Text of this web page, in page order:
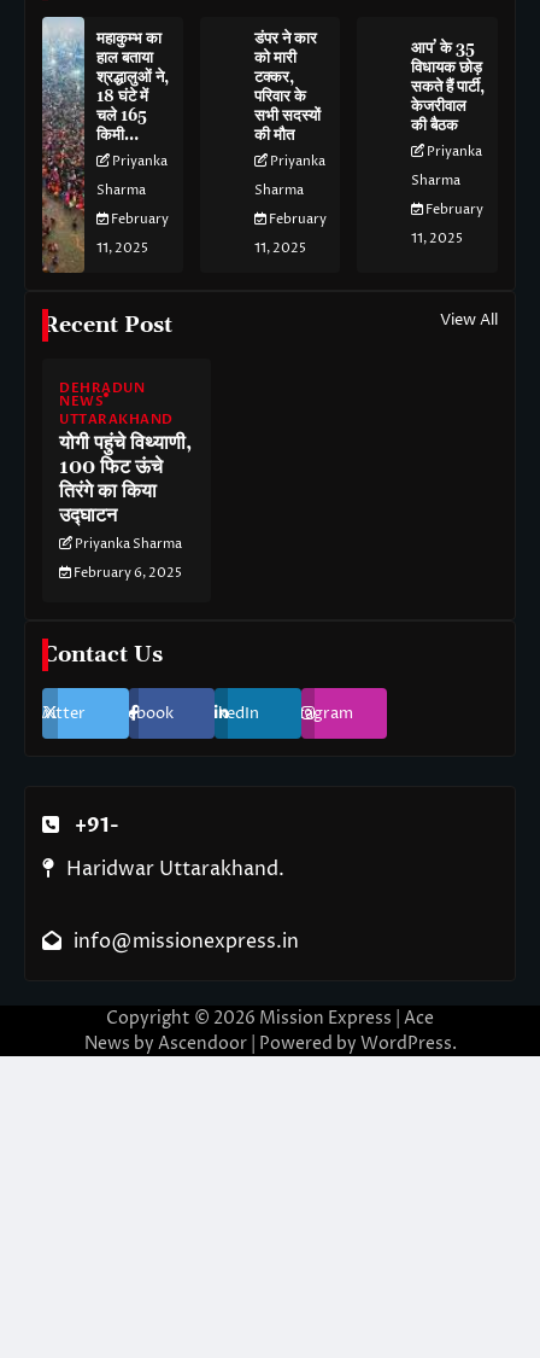
महाकुम्भ का
हाल बताया
श्रद्धालुओं ने,
18 घंटे में
चले 165
किमी…
Priyanka
Sharma
February
11, 2025
डंपर ने कार
को मारी
टक्कर,
परिवार के
सभी सदस्यों
की मौत
Priyanka
Sharma
February
11, 2025
आप’ के 35
विधायक छोड़
सकते हैं पार्टी,
केजरीवाल
की बैठक
Priyanka
Sharma
February
11, 2025
Recent Post View All
DEHRADUN
NEWS
UTTARAKHAND
योगी पहुंचे विथ्याणी,
100 फिट ऊंचे
तिरंगे का किया
उद्घाटन
Priyanka Sharma
February 6, 2025
Contact Us
Twitter Facebook LinkedIn Instagram
+91-
Haridwar Uttarakhand.
info@missionexpress.in
Copyright © 2026 Mission Express | Ace
News by Ascendoor| Powered by WordPress.